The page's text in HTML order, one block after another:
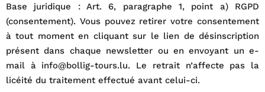
Base juridique : Art. 6, paragraphe 1, point a) RGPD
(consentement). Vous pouvez retirer votre consentement
à tout moment en cliquant sur le lien de désinscription
présent dans chaque newsletter ou en envoyant un e-
mail à info@bollig-tours.lu. Le retrait n’affecte pas la
licéité du traitement effectué avant celui-ci.